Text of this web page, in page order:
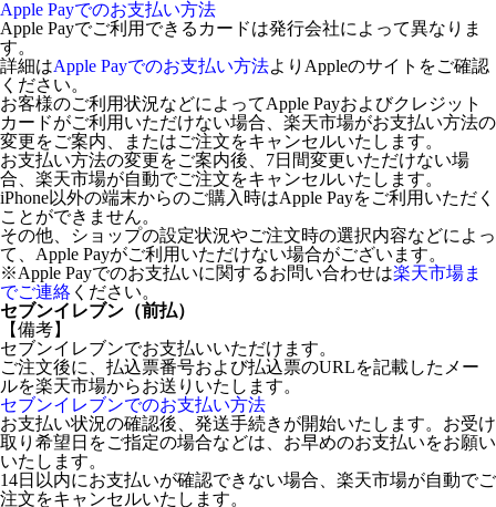
Apple Payでのお支払い方法
Apple Payでご利用できるカードは発行会社によって異なりま
す。
詳細はApple Payでのお支払い方法よりAppleのサイトをご確認
ください。
お客様のご利用状況などによってApple Payおよびクレジット
カードがご利用いただけない場合、楽天市場がお支払い方法の
変更をご案内、またはご注文をキャンセルいたします。
お支払い方法の変更をご案内後、7日間変更いただけない場
合、楽天市場が自動でご注文をキャンセルいたします。
iPhone以外の端末からのご購入時はApple Payをご利用いただく
ことができません。
その他、ショップの設定状況やご注文時の選択内容などによっ
て、Apple Payがご利用いただけない場合がございます。
※Apple Payでのお支払いに関するお問い合わせは楽天市場ま
でご連絡 ください。
セブンイレブン（前払）
【備考】
セブンイレブンでお支払いいただけます。
ご注文後に、払込票番号および払込票のURLを記載したメー
ルを楽天市場からお送りいたします。
セブンイレブンでのお支払い方法
お支払い状況の確認後、発送手続きが開始いたします。お受け
取り希望日をご指定の場合などは、お早めのお支払いをお願い
いたします。
14日以内にお支払いが確認できない場合、楽天市場が自動でご
注文をキャンセルいたします。